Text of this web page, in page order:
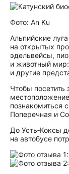
Фото: An Ku
Альпийские
на открытых
эдельвейсы,
и животный
и другие
Чтобы посетить
познакомиться
Поперечная и
До Усть‑Коксы
на автобусе